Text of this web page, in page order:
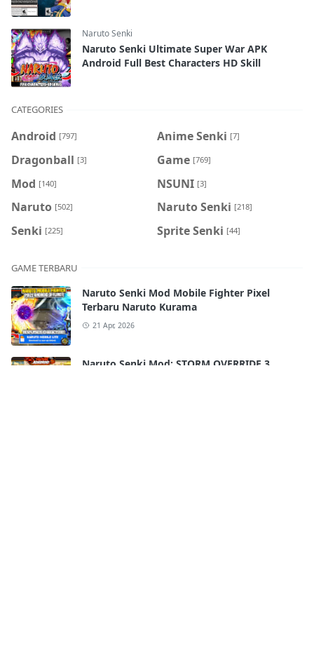
Naruto Senki
Naruto Senki Ultimate Super War APK
Android Full Best Characters HD Skill
CATEGORIES
Android [797] Anime Senki [7]
Dragonball [3] Game [769]
Mod [140] NSUNI [3]
Naruto [502] Naruto Senki [218]
Senki [225] Sprite Senki [44]
GAME TERBARU
Naruto Senki Mod Mobile Fighter Pixel
Terbaru Naruto Kurama
21 Apr, 2026
Naruto Senki Mod: STORM OVERRIDE 3